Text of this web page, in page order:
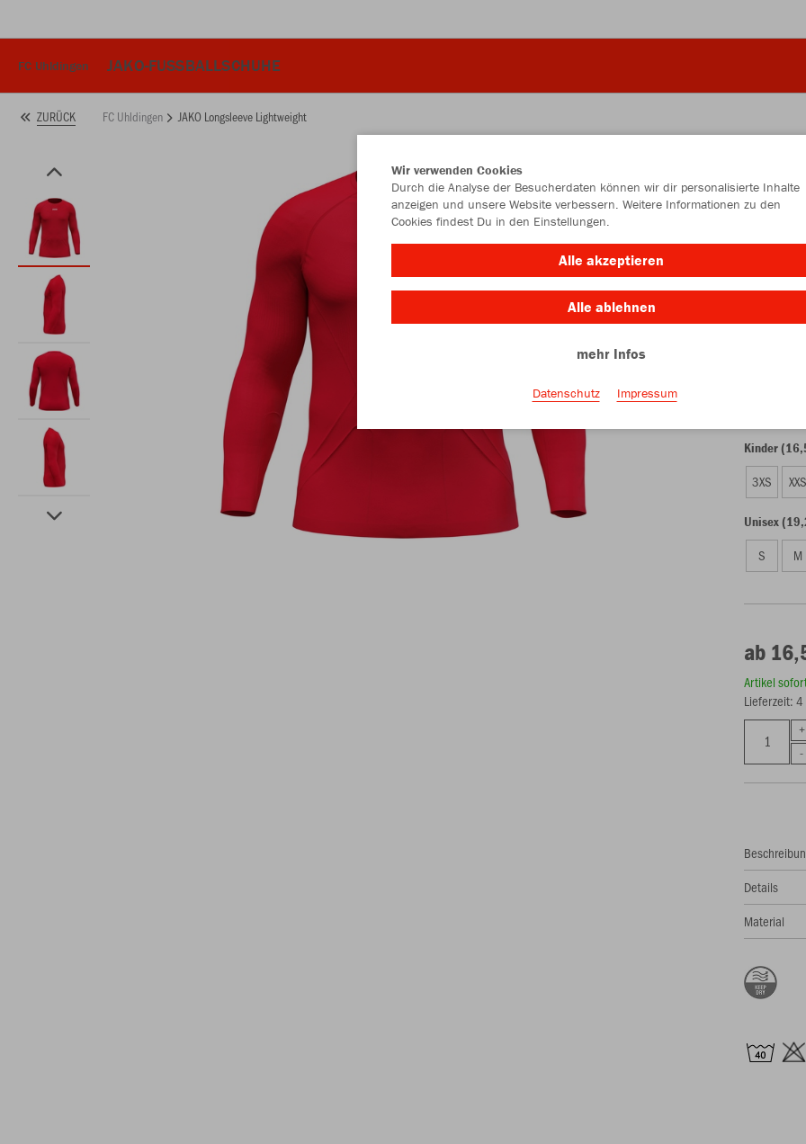
FC Uhldingen JAKO-FUSSBALLSCHUHE
ZURÜCK FC Uhldingen JAKO Longsleeve Lightweight
Kinder
3XS
Unisex
S M
ab
Artikel
Lieferzeit: 4
Details
Material
Wir verwenden Cookies
Durch die Analyse der Besucherdaten können wir dir personalisierte Inhalte
anzeigen und unsere Website verbessern. Weitere Informationen zu den
Cookies findest Du in den Einstellungen.
Alle akzeptieren
Alle ablehnen
mehr Infos
Datenschutz Impressum